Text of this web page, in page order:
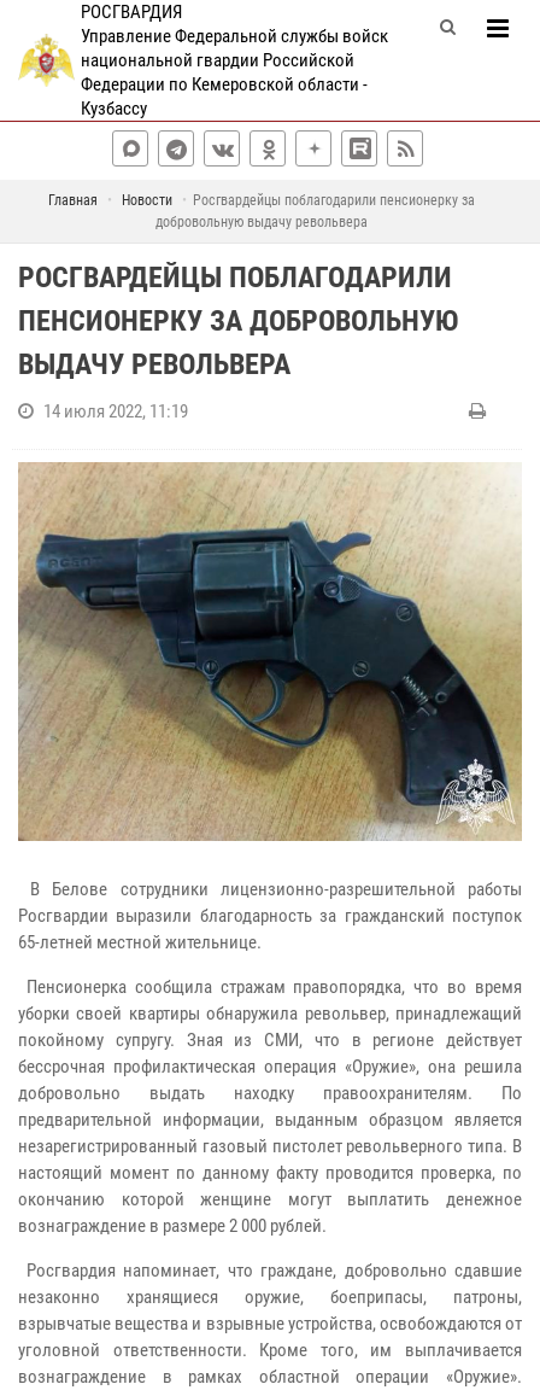
РОСГВАРДИЯ
Управление Федеральной службы войск
национальной гвардии Российской
Федерации по Кемеровской области -
Кузбассу
Главная Новости
Росгвардейцы поблагодарили пенсионерку за
добровольную выдачу револьвера
РОСГВАРДЕЙЦЫ ПОБЛАГОДАРИЛИ
ПЕНСИОНЕРКУ ЗА ДОБРОВОЛЬНУЮ
ВЫДАЧУ РЕВОЛЬВЕРА
14 июля 2022, 11:19
В Белове сотрудники лицензионно-разрешительной работы
Росгвардии выразили благодарность за гражданский поступок
65-летней местной жительнице.
Пенсионерка сообщила стражам правопорядка, что во время
уборки своей квартиры обнаружила револьвер, принадлежащий
покойному супругу. Зная из СМИ, что в регионе действует
бессрочная профилактическая операция «Оружие», она решила
добровольно выдать находку правоохранителям. По
предварительной информации, выданным образцом является
незарегистрированный газовый пистолет револьверного типа. В
настоящий момент по данному факту проводится проверка, по
окончанию которой женщине могут выплатить денежное
вознаграждение в размере 2 000 рублей.
Росгвардия напоминает, что граждане, добровольно сдавшие
незаконно хранящиеся оружие, боеприпасы, патроны,
взрывчатые вещества и взрывные устройства, освобождаются от
уголовной ответственности. Кроме того, им выплачивается
вознаграждение в рамках областной операции «Оружие».